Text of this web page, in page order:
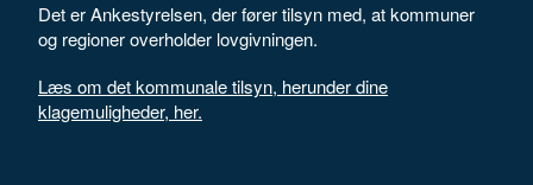
Det er Ankestyrelsen, der fører tilsyn med, at kommuner
og regioner overholder lovgivningen.
Læs om det kommunale tilsyn, herunder dine
klagemuligheder, her.